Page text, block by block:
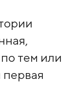
тем или